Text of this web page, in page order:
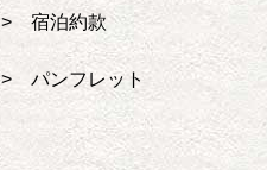
> 宿泊約款
> パンフレット